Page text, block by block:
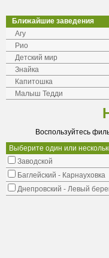
Ближайшие заведения
Агу
Рио
Детский мир
Знайка
Капитошка
Малыш Тедди
Воспользуйтесь
Выберите один или
Заводской
Баглейский - Карнауховка
Днепровский - Левый